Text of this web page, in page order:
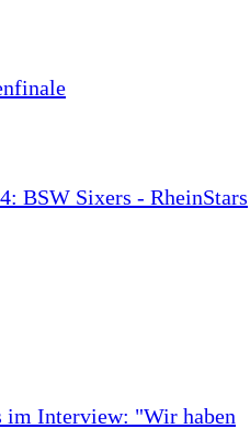
BSW Sixers - RheinStars
im Interview: "Wir haben